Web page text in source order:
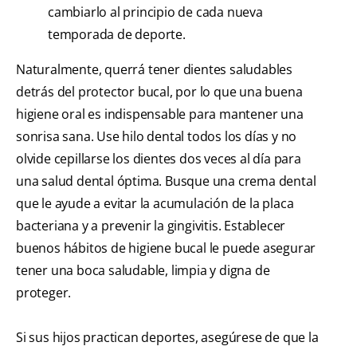
cambiarlo al principio de cada nueva
temporada de deporte.
Naturalmente, querrá tener dientes saludables
detrás del protector bucal, por lo que una buena
higiene oral es indispensable para mantener una
sonrisa sana. Use hilo dental todos los días y no
olvide cepillarse los dientes dos veces al día para
una salud dental óptima. Busque una crema dental
que le ayude a evitar la acumulación de la placa
bacteriana y a prevenir la gingivitis. Establecer
buenos hábitos de higiene bucal le puede asegurar
tener una boca saludable, limpia y digna de
proteger.
Si sus hijos practican deportes, asegúrese de que la